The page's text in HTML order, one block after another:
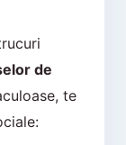
de
te